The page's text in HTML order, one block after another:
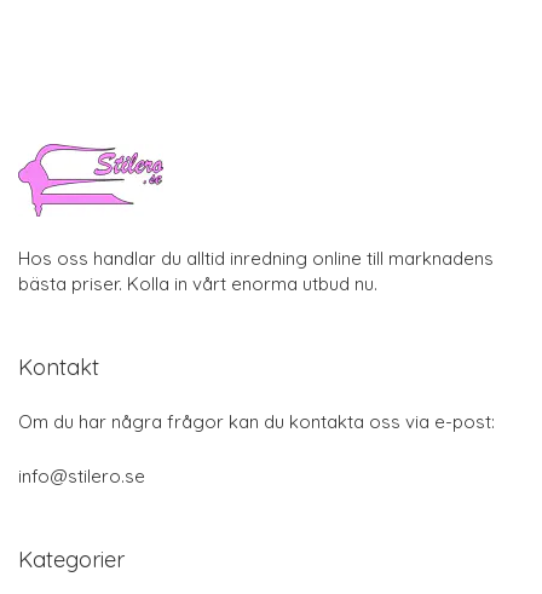
Hos oss handlar du alltid inredning online till marknadens
bästa priser. Kolla in vårt enorma utbud nu.
Kontakt
Om du har några frågor kan du kontakta oss via e-post:
info@stilero.se
Kategorier